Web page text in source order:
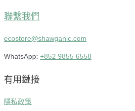
聯繫我們
ecostore@shawganic.com
WhatsApp: +852 9855 6558
有用鏈接
隱私政策